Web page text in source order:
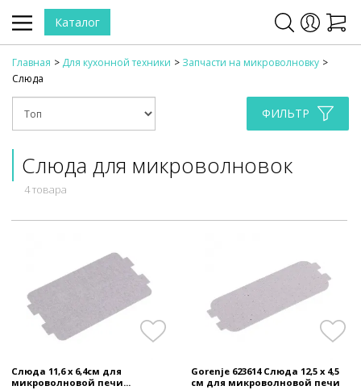
Каталог
Главная Для кухонной техники
Запчасти на микроволновку
Слюда
ФИЛЬТР
Слюда для микроволновок
4 товара
Слюда 11,6 x 6,4см для
микроволновой печи...
Gorenje 623614 Слюда 12,5 x 4,5
cм для микроволновой печи